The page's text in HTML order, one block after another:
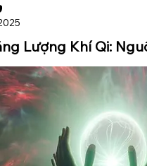
Lượng Khí Qi: